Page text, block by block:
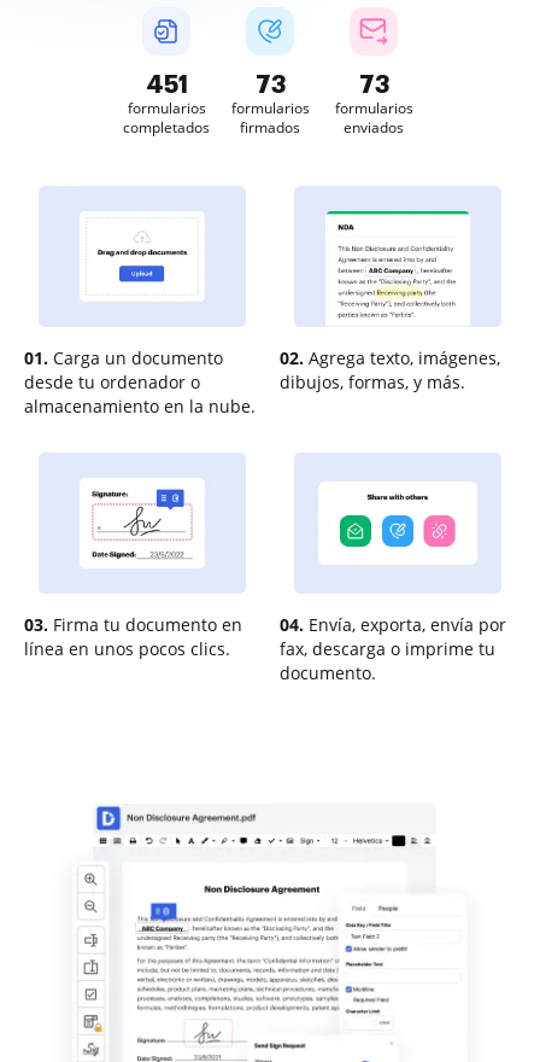
451
formularios
completados
73
formularios
firmados
73
formularios
enviados
01. Carga un documento
desde tu ordenador o
almacenamiento en la nube.
02. Agrega texto, imágenes,
dibujos, formas, y más.
03. Firma tu documento en
línea en unos pocos clics.
04. Envía, exporta, envía por
fax, descarga o imprime tu
documento.